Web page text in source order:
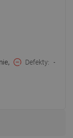
Defekty -